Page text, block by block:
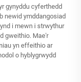
gynyddu cyferthedd
newid ymddangosiad
i mewn i strwythur
gweithio. Mae'r
yn effeithio ar
o hyblygrwydd